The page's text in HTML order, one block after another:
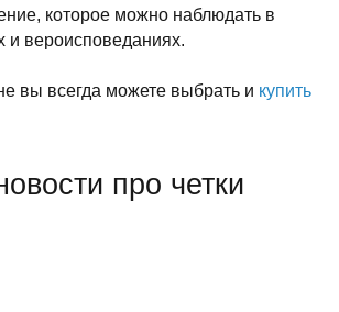
которое можно наблюдать в
и вероисповеданиях.
вы всегда можете выбрать и купить
про четки